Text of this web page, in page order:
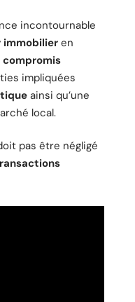
incontournable
en
compromis
impliquées
ainsi qu’une
local.
pas être négligé